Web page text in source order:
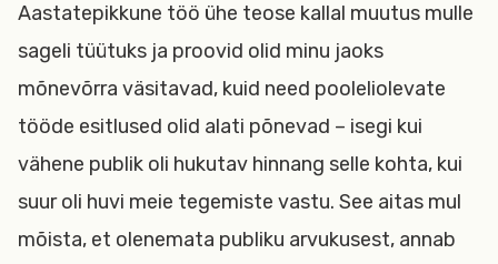
Aastatepikkune töö ühe teose kallal muutus mulle
sageli tüütuks ja proovid olid minu jaoks
mõnevõrra väsitavad, kuid need pooleliolevate
tööde esitlused olid alati põnevad – isegi kui
vähene publik oli hukutav hinnang selle kohta, kui
suur oli huvi meie tegemiste vastu. See aitas mul
mõista, et olenemata publiku arvukusest, annab